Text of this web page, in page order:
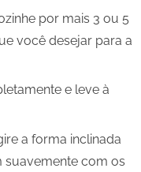
por mais 3 ou 5
você desejar para a
e leve à
a forma inclinada
suavemente com os